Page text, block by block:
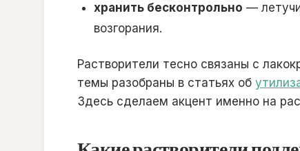
хранить бесконтрольно —
возгорания.
Растворители тесно связаны с
темы разобраны в статьях об
Здесь сделаем акцент именно на